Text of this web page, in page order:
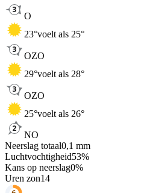
O
23°voelt als 25°
OZO
29°voelt als 28°
OZO
25°voelt als 26°
NO
Neerslag totaal0,1 mm
Luchtvochtigheid53%
Kans op neerslag0%
Uren zon14